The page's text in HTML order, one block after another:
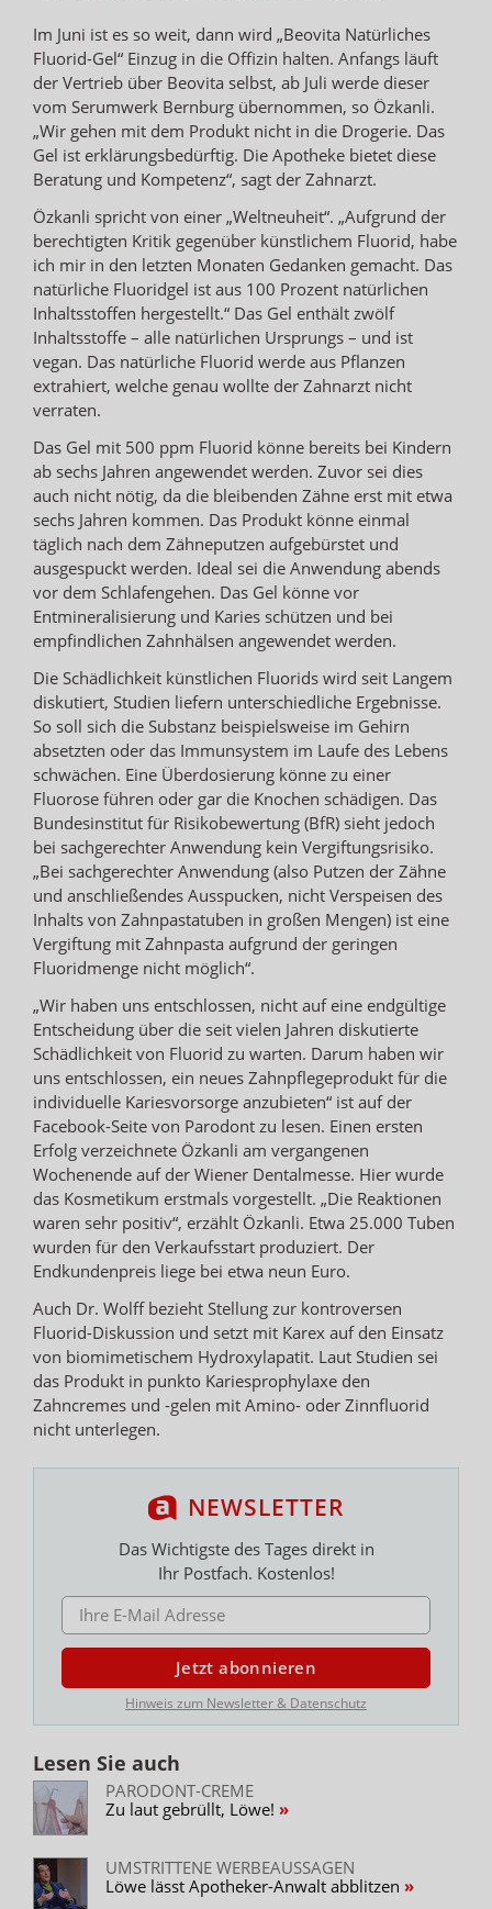
Im Juni ist es so weit, dann wird „Beovita Natürliches
Fluorid-Gel“ Einzug in die Offizin halten. Anfangs läuft
der Vertrieb über Beovita selbst, ab Juli werde dieser
vom Serumwerk Bernburg übernommen, so Özkanli.
„Wir gehen mit dem Produkt nicht in die Drogerie. Das
Gel ist erklärungsbedürftig. Die Apotheke bietet diese
Beratung und Kompetenz“, sagt der Zahnarzt.
Özkanli spricht von einer „Weltneuheit“. „Aufgrund der
berechtigten Kritik gegenüber künstlichem Fluorid, habe
ich mir in den letzten Monaten Gedanken gemacht. Das
natürliche Fluoridgel ist aus 100 Prozent natürlichen
Inhaltsstoffen hergestellt.“ Das Gel enthält zwölf
Inhaltsstoffe – alle natürlichen Ursprungs – und ist
vegan. Das natürliche Fluorid werde aus Pflanzen
extrahiert, welche genau wollte der Zahnarzt nicht
verraten.
Das Gel mit 500 ppm Fluorid könne bereits bei Kindern
ab sechs Jahren angewendet werden. Zuvor sei dies
auch nicht nötig, da die bleibenden Zähne erst mit etwa
sechs Jahren kommen. Das Produkt könne einmal
täglich nach dem Zähneputzen aufgebürstet und
ausgespuckt werden. Ideal sei die Anwendung abends
vor dem Schlafengehen. Das Gel könne vor
Entmineralisierung und Karies schützen und bei
empfindlichen Zahnhälsen angewendet werden.
Die Schädlichkeit künstlichen Fluorids wird seit Langem
diskutiert, Studien liefern unterschiedliche Ergebnisse.
So soll sich die Substanz beispielsweise im Gehirn
absetzten oder das Immunsystem im Laufe des Lebens
schwächen. Eine Überdosierung könne zu einer
Fluorose führen oder gar die Knochen schädigen. Das
Bundesinstitut für Risikobewertung (BfR) sieht jedoch
bei sachgerechter Anwendung kein Vergiftungsrisiko.
„Bei sachgerechter Anwendung (also Putzen der Zähne
und anschließendes Ausspucken, nicht Verspeisen des
Inhalts von Zahnpastatuben in großen Mengen) ist eine
Vergiftung mit Zahnpasta aufgrund der geringen
Fluoridmenge nicht möglich“.
„Wir haben uns entschlossen, nicht auf eine endgültige
Entscheidung über die seit vielen Jahren diskutierte
Schädlichkeit von Fluorid zu warten. Darum haben wir
uns entschlossen, ein neues Zahnpflegeprodukt für die
individuelle Kariesvorsorge anzubieten“ ist auf der
Facebook-Seite von Parodont zu lesen. Einen ersten
Erfolg verzeichnete Özkanli am vergangenen
Wochenende auf der Wiener Dentalmesse. Hier wurde
das Kosmetikum erstmals vorgestellt. „Die Reaktionen
waren sehr positiv“, erzählt Özkanli. Etwa 25.000 Tuben
wurden für den Verkaufsstart produziert. Der
Endkundenpreis liege bei etwa neun Euro.
Auch Dr. Wolff bezieht Stellung zur kontroversen
Fluorid-Diskussion und setzt mit Karex auf den Einsatz
von biomimetischem Hydroxylapatit. Laut Studien sei
das Produkt in punkto Kariesprophylaxe den
Zahncremes und -gelen mit Amino- oder Zinnfluorid
nicht unterlegen.
NEWSLETTER
Das Wichtigste des Tages direkt in
Ihr Postfach. Kostenlos!
E-MAIL ADRESSE
Jetzt abonnieren
Hinweis zum Newsletter & Datenschutz
Lesen Sie auch
PARODONT-CREME
Zu laut gebrüllt, Löwe!
UMSTRITTENE WERBEAUSSAGEN
Löwe lässt Apotheker-Anwalt abblitzen